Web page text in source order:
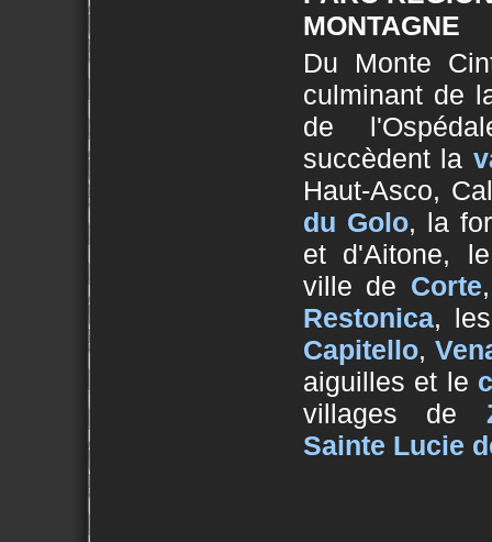
MONTAGNE
Du Monte
culminant de
de
succèdent la
Haut-Asco,
du Golo, la
et d'Aitone,
ville de Corte
Restonica,
Capitello,
aiguilles et le
villages de
Sainte Lucie